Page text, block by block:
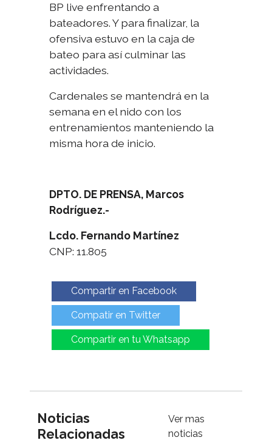
BP live enfrentando a
bateadores. Y para finalizar, la
ofensiva estuvo en la caja de
bateo para así culminar las
actividades.
Cardenales se mantendrá en la
semana en el nido con los
entrenamientos manteniendo la
misma hora de inicio.
DPTO. DE PRENSA, Marcos
Rodríguez.-
Lcdo. Fernando Martínez
CNP: 11.805
Compartir en Facebook
Compatir en Twitter
Compartir en tu Whatsapp
Noticias
Relacionadas
Ver mas
noticias